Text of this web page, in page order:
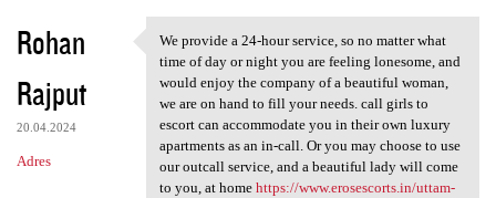
Rohan
Rajput
20.04.2024
Adres
We provide a 24-hour service,
We provide a 24-hour service, so no matter what
time of day or night you are feeling lonesome, and
would enjoy the company of a beautiful woman,
we are on hand to fill your needs. call girls to
escort can accommodate you in their own luxury
apartments as an in-call. Or you may choose to use
our outcall service, and a beautiful lady will come
to you, at home https://www.erosescorts.in/uttam-